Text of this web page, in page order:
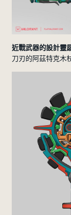
近戰武器的設計靈
刀刃的阿茲特克木